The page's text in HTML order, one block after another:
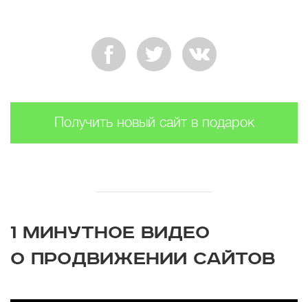
Получить новый сайт в подарок
1 МИНУТНОЕ ВИДЕО
О ПРОДВИЖЕНИИ САЙТОВ